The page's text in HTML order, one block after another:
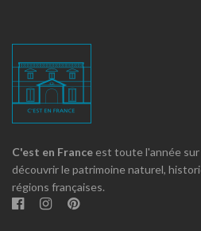
C'est en France est toute l'année
découvrir le patrimoine naturel,
régions françaises.